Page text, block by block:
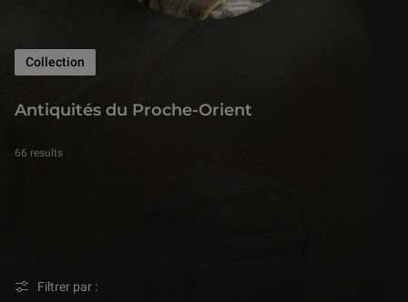
Antiquités du Proche-Orient
Collection
66 results
Filtrer par :